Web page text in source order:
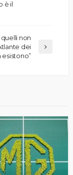
è il
non
dei
esistono”